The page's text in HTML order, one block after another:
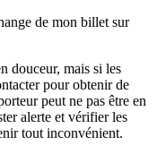
de mon billet sur
douceur, mais si les
pour obtenir de
peut ne pas être en
alerte et vérifier les
tout inconvénient.